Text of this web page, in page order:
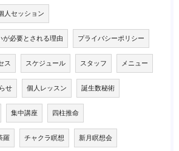
人セッション
が必要とされる理由 プライバシーポリシー
ス スケジュール スタッフ メニュー
せ 個人レッスン 誕生数秘術
集中講座 四柱推命
羅 チャクラ瞑想 新月瞑想会